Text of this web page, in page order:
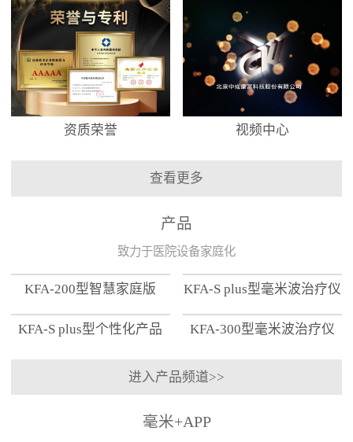
资质荣誉 视频中心
查看更多
产品
致力于医院设备家庭化
KFA-200型智慧家庭版 KFA-S plus型毫米波治疗仪
KFA-S plus型个性化产品
KFA-300型毫米波治疗仪
进入产品频道>>
毫米+APP